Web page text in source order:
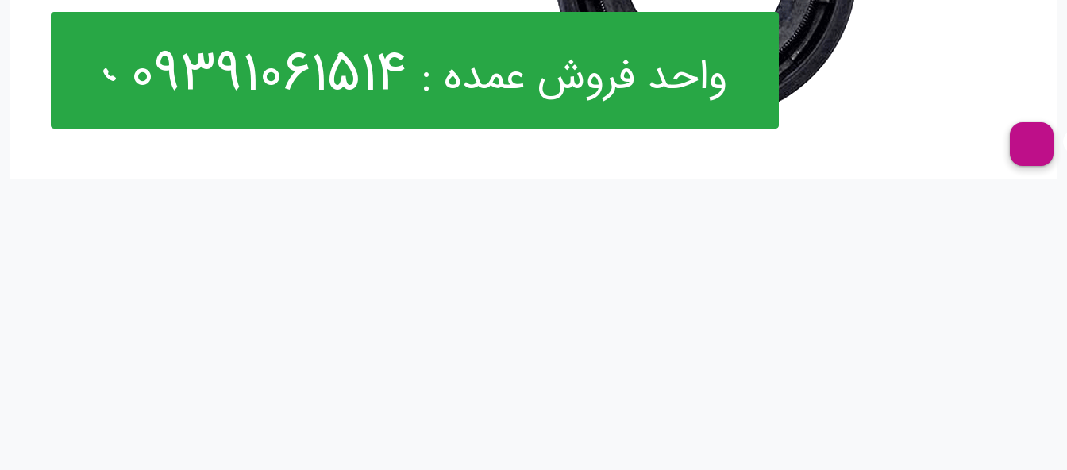
واحد فروش عمده : 09391061514